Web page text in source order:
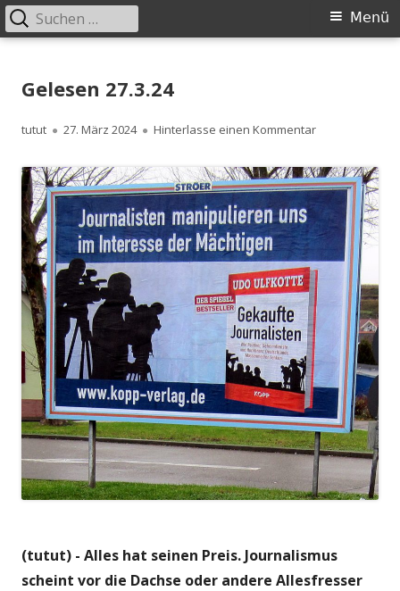
zum
Primäres
Menü
Suchen
nach:
Gelesen 27.3.24
Autor
tutut
Veröffentlicht
27. März 2024 Hinterlasse einen Kommentarzu Gelesen
(tutut) - Alles hat seinen Preis. Journalismus
scheint vor die Dachse oder andere Allesfresser